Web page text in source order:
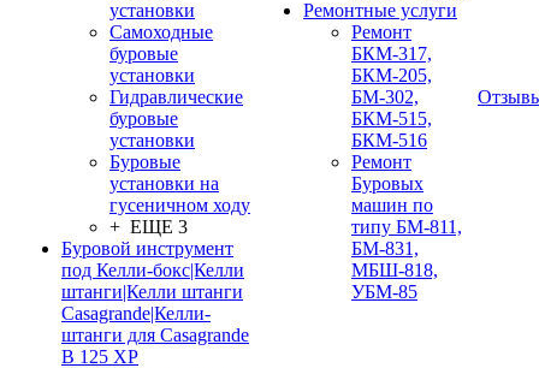
установки
Самоходные
буровые
установки
Гидравлические
буровые
установки
Буровые
установки на
гусеничном ходу
+ ЕЩЕ 3
Буровой инструмент
под Келли-бокс|Келли
штанги|Келли штанги
Casagrande|Келли-
штанги для Casagrande
B 125 XP
Ремонтные услуги
Ремонт
БКМ-317,
БКМ-205,
БМ-302,
БКМ-515,
БКМ-516
Ремонт
Буровых
машин по
типу БМ-811,
БМ-831,
МБШ-818,
УБМ-85